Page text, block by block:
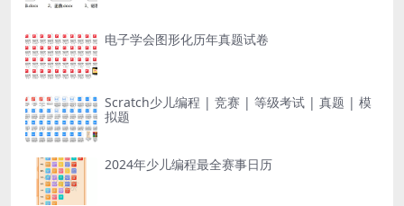
电子学会图形化历年真题试卷
Scratch少儿编程 | 竞赛 | 等级考试 | 真题 | 模
拟题
2024年少儿编程最全赛事日历